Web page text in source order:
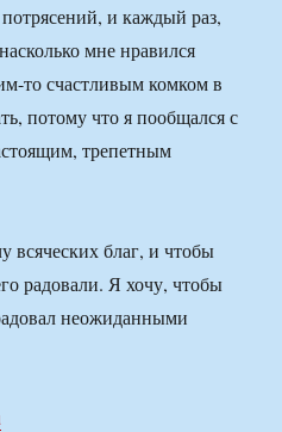
и каждый раз,
мне нравился
то счастливым комком в
потому что я пообщался с
трепетным
благ, и чтобы
радовали. Я хочу, чтобы
неожиданными